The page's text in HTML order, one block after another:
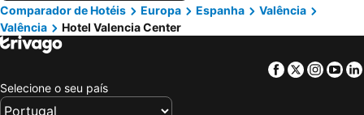
Comparador de Hotéis
Europa Espanha
Valência
Valência
Hotel Valencia Center
Facebook
Twitter
Selecione o seu país